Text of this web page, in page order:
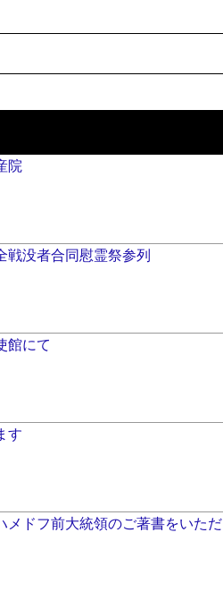
院
戦没者合同慰霊祭参列
館にて
す
メドフ前大統領のご著書をいた